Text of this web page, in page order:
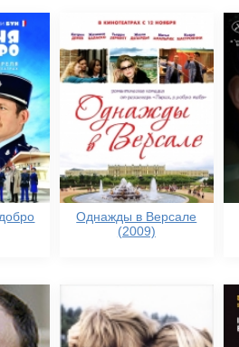
Однажды в Версале
(2009)